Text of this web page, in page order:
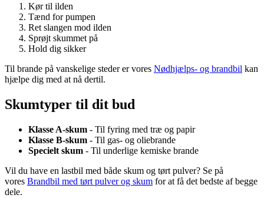
Kør til ilden
Tænd for pumpen
Ret slangen mod ilden
Sprøjt skummet på
Hold dig sikker
Til brande på vanskelige steder er vores Nødhjælps- og brandbil kan
hjælpe dig med at nå dertil.
Skumtyper til dit bud
Klasse A-skum - Til fyring med træ og papir
Klasse B-skum - Til gas- og oliebrande
Specielt skum - Til underlige kemiske brande
Vil du have en lastbil med både skum og tørt pulver? Se på
vores Brandbil med tørt pulver og skum for at få det bedste af begge
dele.